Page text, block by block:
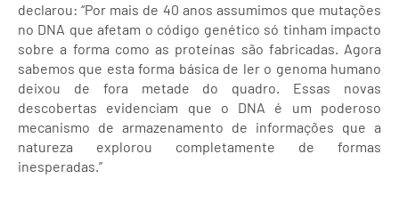
declarou: “Por mais de 40 anos assumimos que mutações
no DNA que afetam o código genético só tinham impacto
sobre a forma como as proteínas são fabricadas. Agora
sabemos que esta forma básica de ler o genoma humano
deixou de fora metade do quadro. Essas novas
descobertas evidenciam que o DNA é um poderoso
mecanismo de armazenamento de informações que a
natureza explorou completamente de formas
inesperadas.”